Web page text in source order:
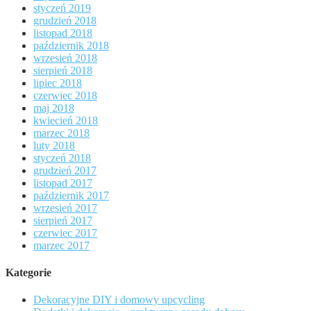
styczeń 2019
grudzień 2018
listopad 2018
październik 2018
wrzesień 2018
sierpień 2018
lipiec 2018
czerwiec 2018
maj 2018
kwiecień 2018
marzec 2018
luty 2018
styczeń 2018
grudzień 2017
listopad 2017
październik 2017
wrzesień 2017
sierpień 2017
czerwiec 2017
marzec 2017
Kategorie
Dekoracyjne DIY i domowy upcycling